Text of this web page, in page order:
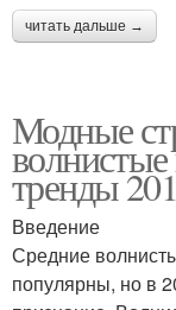
Мужские
Короткая
Кудрявый
читать дальше →
Модные
тренды
Введение
Средние
популярны, но в